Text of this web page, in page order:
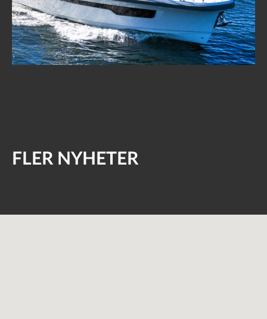
FLER NYHETER